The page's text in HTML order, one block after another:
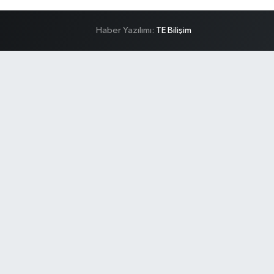
Haber Yazılımı: TE Bilişim